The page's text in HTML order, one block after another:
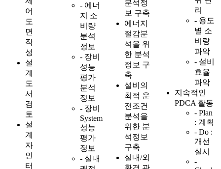
어
도
면
작
성
설
계
도
서
검
토
설
계
자
인
터
- 에너
지 소
비량
분석
정보
- 장비
성능
평가
분석
정보
- 장비
System
성능
평가
정보
- 실내
분석정
보 구축
에너지
절감분
석을 위
한 분석
정보 구
축
설비의
최적 운
전조건
분석을
위한 분
석정보
구축
실내/외
리
- 용도
별 소
비량
파악
- 설비
효율
파악
지속적인
PDCA 활동
- Plan
: 계획
- Do :
개선
실시
-